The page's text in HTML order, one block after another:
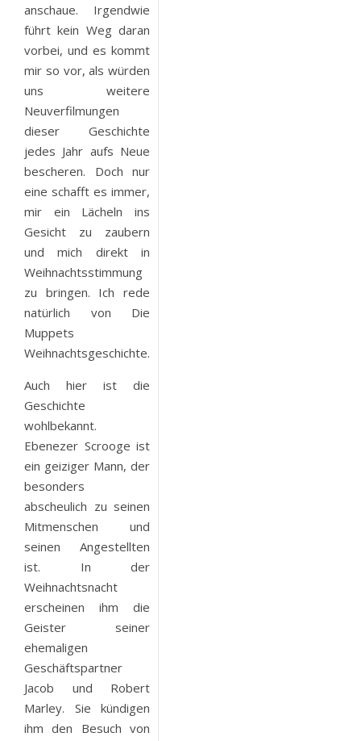
anschaue. Irgendwie
führt kein Weg daran
vorbei, und es kommt
mir so vor, als würden
uns weitere
Neuverfilmungen
dieser Geschichte
jedes Jahr aufs Neue
bescheren. Doch nur
eine schafft es immer,
mir ein Lächeln ins
Gesicht zu zaubern
und mich direkt in
Weihnachtsstimmung
zu bringen. Ich rede
natürlich von Die
Muppets
Weihnachtsgeschichte.
Auch hier ist die
Geschichte
wohlbekannt.
Ebenezer Scrooge ist
ein geiziger Mann, der
besonders
abscheulich zu seinen
Mitmenschen und
seinen Angestellten
ist. In der
Weihnachtsnacht
erscheinen ihm die
Geister seiner
ehemaligen
Geschäftspartner
Jacob und Robert
Marley. Sie kündigen
ihm den Besuch von